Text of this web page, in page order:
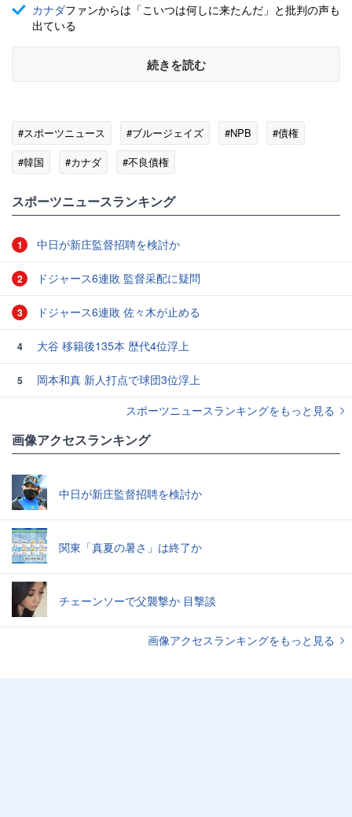
カナダファンからは「こいつは何しに来たんだ」と批判の声も
出ている
続きを読む
#スポーツニュース #ブルージェイズ #NPB
#債権
#韓国
#カナダ #不良債権
スポーツニュースランキング
1 中日が新庄監督招聘を検討か
2 ドジャース6連敗 監督采配に疑問
3 ドジャース6連敗 佐々木が止める
4 大谷 移籍後135本 歴代4位浮上
5
岡本和真 新人打点で球団3位浮上
スポーツニュースランキングをもっと見る
画像アクセスランキング
中日が新庄監督招聘を検討か
関東「真夏の暑さ」は終了か
チェーンソーで父襲撃か 目撃談
画像アクセスランキングをもっと見る